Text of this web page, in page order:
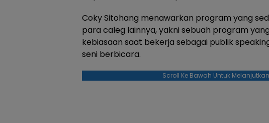
Coky Sitohang menawarkan program yang
para caleg lainnya, yakni sebuah program
kebiasaan saat bekerja sebagai publik
seni berbicara.
Scroll Ke Bawah Untuk Melanjutkan